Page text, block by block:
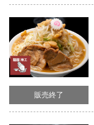
販売終了